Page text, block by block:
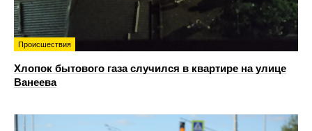
Происшествия
Хлопок бытового газа случился в квартире на улице
Ванеева